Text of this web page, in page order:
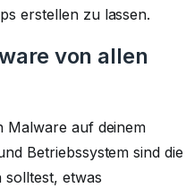
erstellen zu lassen.
von allen
Malware auf deinem
Betriebssystem sind die
etwas